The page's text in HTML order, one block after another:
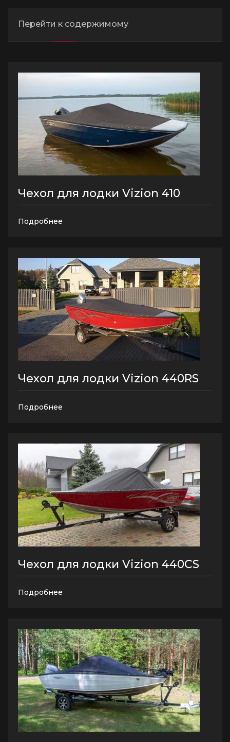
Перейти к содержимому
Чехлы для лодок Vizion
Чехол для лодки Vizion 410
Подробнее
Чехол для лодки Vizion 440RS
Подробнее
Чехол для лодки Vizion 440CS
Подробнее